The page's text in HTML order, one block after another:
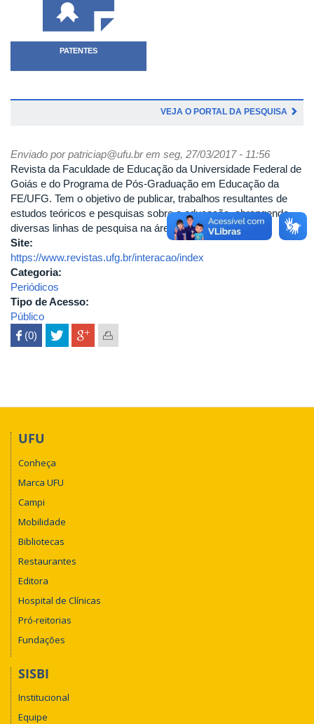
PATENTES
VEJA O PORTAL DA PESQUISA
Enviado porpatriciap@ufu.brem seg, 27/03/2017 - 11:56
Revista da Faculdade de Educação da Universidade Federal de
Goiás e do Programa de Pós-Graduação em Educação da
FE/UFG. Tem o objetivo de publicar, trabalhos resultantes de
estudos teóricos e pesquisas sobre a educação, abrangendo
diversas linhas de pesquisa na área.
Site:
https://www.revistas.ufg.br/interacao/index
Categoria:
Periódicos
Tipo de Acesso:
Público
 (0)
UFU
Conheça
Marca UFU
Campi
Mobilidade
Bibliotecas
Restaurantes
Editora
Hospital de Clínicas
Pró-reitorias
Fundações
SISBI
Institucional
Equipe